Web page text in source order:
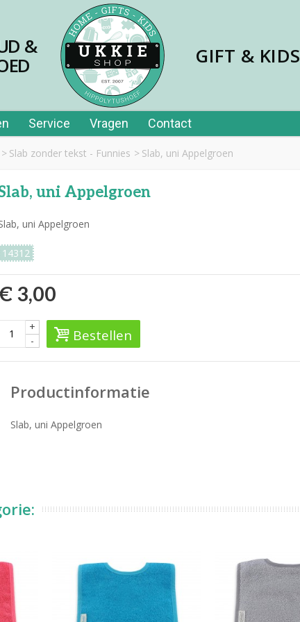
& GIFT & KIDS
Service Vragen Contact
> Slab zonder tekst - Funnies > Slab, uni Appelgroen
uni Appelgroen
uni Appelgroen
14312
3,00
-
+ Bestellen
Productinformatie
Slab, uni Appelgroen